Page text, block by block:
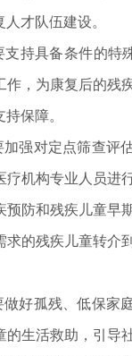
才队伍建设。
持具备条件的特
作，为康复后的残
保障。
强对定点筛查评
疗机构专业人员进
预防和残疾儿童早
求的残疾儿童转介
好孤残、低保家
的生活救助，引导